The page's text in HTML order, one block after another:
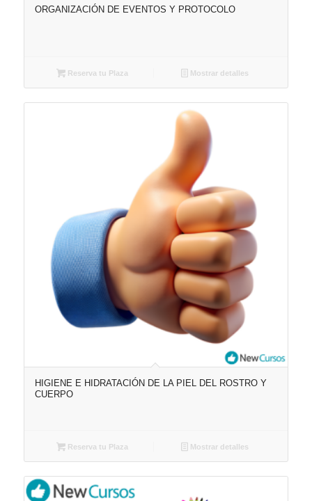
ORGANIZACIÓN DE EVENTOS Y PROTOCOLO
Reserva tu Plaza Mostrar detalles
HIGIENE E HIDRATACIÓN DE LA PIEL DEL ROSTRO Y
CUERPO
Reserva tu Plaza Mostrar detalles